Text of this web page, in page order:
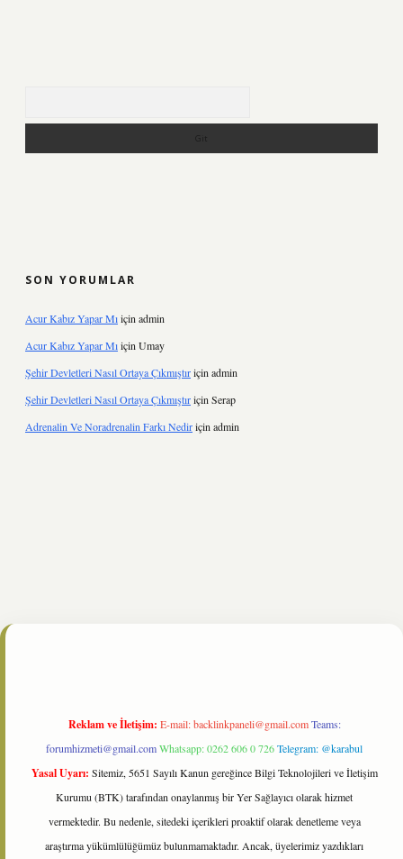
SON YORUMLAR
Acur Kabız Yapar Mıiçin admin
Acur Kabız Yapar Mıiçin Umay
Şehir Devletleri Nasıl Ortaya Çıkmıştıriçin admin
Şehir Devletleri Nasıl Ortaya Çıkmıştıriçin Serap
Adrenalin Ve Noradrenalin Farkı Nediriçin admin
Reklam ve İletişim: E-mail:backlinkpaneli@gmail.com Teams:
forumhizmeti@gmail.comWhatsapp: 0262 606 0 726Telegram: @karabul
Yasal Uyarı: Sitemiz, 5651 Sayılı Kanun gereğince Bilgi Teknolojileri ve İletişim
Kurumu (BTK) tarafından onaylanmış bir Yer Sağlayıcı olarak hizmet
vermektedir. Bu nedenle, sitedeki içerikleri proaktif olarak denetleme veya
araştırma yükümlülüğümüz bulunmamaktadır. Ancak, üyelerimiz yazdıkları